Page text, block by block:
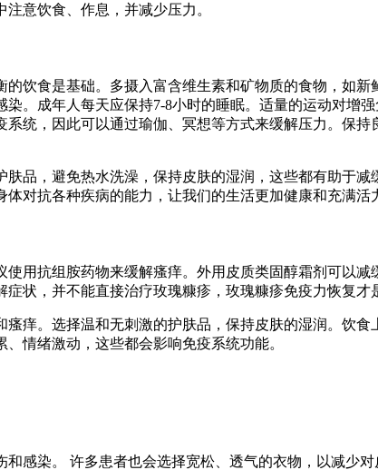
意饮食、作息，并减少压力。
饮食是基础。多摄入富含维生素和矿物质的食物，如
。成年人每天应保持7-8小时的睡眠。适量的运动对增
统，因此可以通过瑜伽、冥想等方式来缓解压力。保
品，避免热水洗澡，保持皮肤的湿润，这些都有助于
对抗各种疾病的能力，让我们的生活更加健康和充满活
用抗组胺药物来缓解瘙痒。外用皮质类固醇霜剂可以
状，并不能直接治疗玫瑰糠疹，玫瑰糠疹免疫力恢复才
痒。选择温和无刺激的护肤品，保持皮肤的湿润。饮
情绪激动，这些都会影响免疫系统功能。
感染。 许多患者也会选择宽松、透气的衣物，以减少